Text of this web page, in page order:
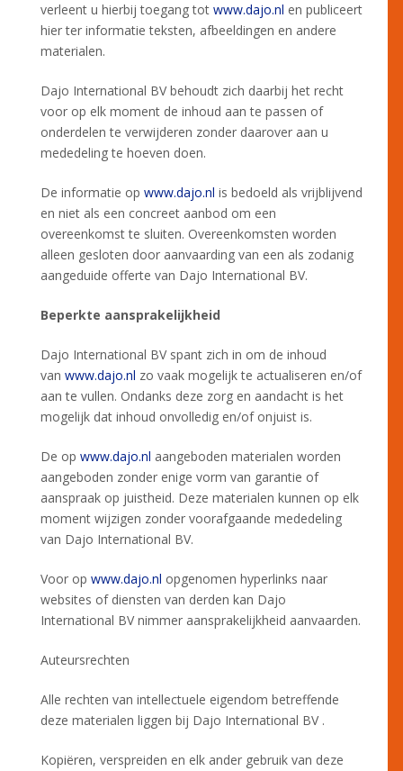
verleent u hierbij toegang tot www.dajo.nl en publiceert
hier ter informatie teksten, afbeeldingen en andere
materialen.
Dajo International BV behoudt zich daarbij het recht
voor op elk moment de inhoud aan te passen of
onderdelen te verwijderen zonder daarover aan u
mededeling te hoeven doen.
De informatie op www.dajo.nl is bedoeld als vrijblijvend
en niet als een concreet aanbod om een
overeenkomst te sluiten. Overeenkomsten worden
alleen gesloten door aanvaarding van een als zodanig
aangeduide offerte van Dajo International BV.
Beperkte aansprakelijkheid
Dajo International BV spant zich in om de inhoud
van www.dajo.nl zo vaak mogelijk te actualiseren en/of
aan te vullen. Ondanks deze zorg en aandacht is het
mogelijk dat inhoud onvolledig en/of onjuist is.
De op www.dajo.nl aangeboden materialen worden
aangeboden zonder enige vorm van garantie of
aanspraak op juistheid. Deze materialen kunnen op elk
moment wijzigen zonder voorafgaande mededeling
van Dajo International BV.
Voor op www.dajo.nl opgenomen hyperlinks naar
websites of diensten van derden kan Dajo
International BV nimmer aansprakelijkheid aanvaarden.
Auteursrechten
Alle rechten van intellectuele eigendom betreffende
deze materialen liggen bij Dajo International BV .
Kopiëren, verspreiden en elk ander gebruik van deze